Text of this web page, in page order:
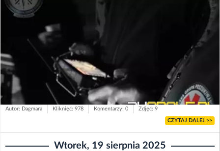
Autor: Dagmara Kliknięć: 978 Komentarzy: 0 Zdjęć: 9
CZYTAJ DALEJ >>
Wtorek, 19 sierpnia 2025